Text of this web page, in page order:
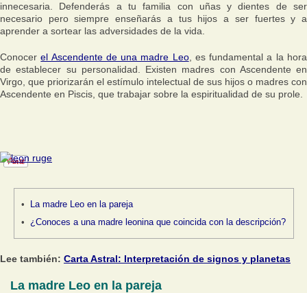
innecesaria. Defenderás a tu familia con uñas y dientes de ser
necesario pero siempre enseñarás a tus hijos a ser fuertes y a
aprender a sortear las adversidades de la vida.
Conocerel Ascendente de una madre Leo, es fundamental a la hora
de establecer su personalidad. Existen madres con Ascendente en
Virgo, que priorizarán el estímulo intelectual de sus hijos o madres con
Ascendente en Piscis, que trabajar sobre la espiritualidad de su prole.
La madre Leo en la pareja
¿Conoces a una madre leonina que coincida con la descripción?
Lee también: Carta Astral: Interpretación de signos y planetas
La madre Leo en la pareja